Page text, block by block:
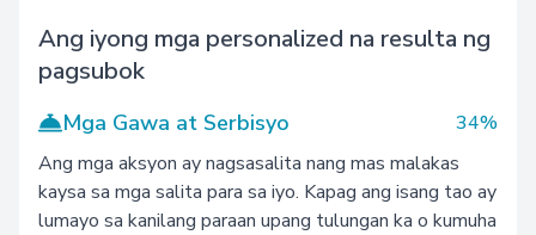
Ang iyong mga personalized na resulta ng
pagsubok
Mga Gawa at Serbisyo
34%
Ang mga aksyon ay nagsasalita nang mas malakas
kaysa sa mga salita para sa iyo. Kapag ang isang tao ay
lumayo sa kanilang paraan upang tulungan ka o kumuha